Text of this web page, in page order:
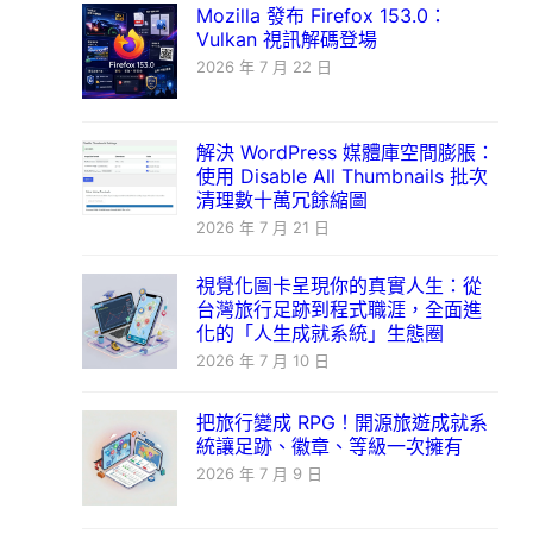
Mozilla 發布 Firefox 153.0：
Vulkan 視訊解碼登場
2026 年 7 月 22 日
解決 WordPress 媒體庫空間膨脹：
使用 Disable All Thumbnails 批次
清理數十萬冗餘縮圖
2026 年 7 月 21 日
視覺化圖卡呈現你的真實人生：從
台灣旅行足跡到程式職涯，全面進
化的「人生成就系統」生態圈
2026 年 7 月 10 日
把旅行變成 RPG！開源旅遊成就系
統讓足跡、徽章、等級一次擁有
2026 年 7 月 9 日